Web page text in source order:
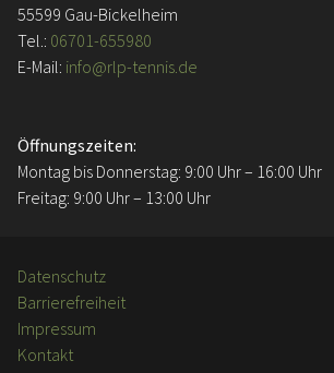
55599 Gau-Bickelheim
Tel.: 06701-655980
E-Mail: info@rlp-tennis.de
Öffnungszeiten:
Montag bis Donnerstag: 9:00 Uhr – 16:00 Uhr
Freitag: 9:00 Uhr – 13:00 Uhr
Datenschutz
Barrierefreiheit
Impressum
Kontakt